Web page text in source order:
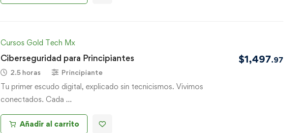
Cursos Gold Tech Mx
Ciberseguridad para Principiantes
2.5 horas Principiante
Tu primer escudo digital, explicado sin tecnicismos. Vivimos
conectados. Cada …
$1,497.97
Añadir al carrito